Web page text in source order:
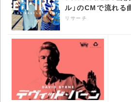
ル」のCMで流れ
リサーチ
リサーチ